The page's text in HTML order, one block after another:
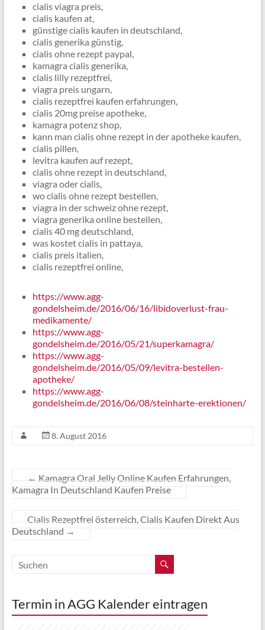
cialis viagra preis,
cialis kaufen at,
günstige cialis kaufen in deutschland,
cialis generika günstig,
cialis ohne rezept paypal,
kamagra cialis generika,
cialis lilly rezeptfrei,
viagra preis ungarn,
cialis rezeptfrei kaufen erfahrungen,
cialis 20mg preise apotheke,
kamagra potenz shop,
kann man cialis ohne rezept in der apotheke kaufen,
cialis pillen,
levitra kaufen auf rezept,
cialis ohne rezept in deutschland,
viagra oder cialis,
wo cialis ohne rezept bestellen,
viagra in der schweiz ohne rezept,
viagra generika online bestellen,
cialis 40 mg deutschland,
was kostet cialis in pattaya,
cialis preis italien,
cialis rezeptfrei online,
https://www.agg-
gondelsheim.de/2016/06/16/libidoverlust-frau-
medikamente/
https://www.agg-
gondelsheim.de/2016/05/21/superkamagra/
https://www.agg-
gondelsheim.de/2016/05/09/levitra-bestellen-
apotheke/
https://www.agg-
gondelsheim.de/2016/06/08/steinharte-erektionen/
8. August 2016
← Kamagra Oral Jelly Online Kaufen Erfahrungen,
Kamagra In Deutschland Kaufen Preise
Cialis Rezeptfrei österreich, Cialis Kaufen Direkt Aus
Deutschland →
Termin in AGG Kalender eintragen